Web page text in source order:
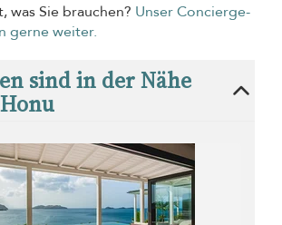
was Sie brauchen? Unser Concierge-
gerne weiter.
sind in der Nähe